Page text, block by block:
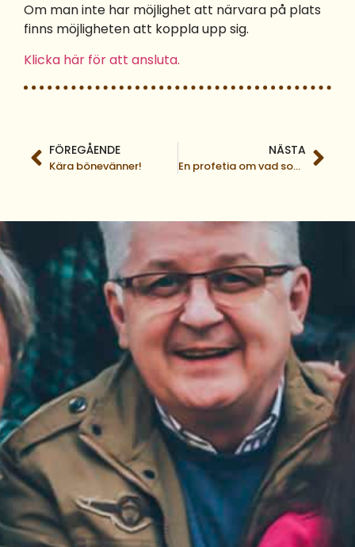
Om man inte har möjlighet att närvara på plats
finns möjligheten att koppla upp sig.
Klicka här för att ansluta.
FÖREGÅENDE
Kära bönevänner!
NÄSTA
En profetia om vad som ske innan Jesu återkomst och det tredje världskriget bryter ut